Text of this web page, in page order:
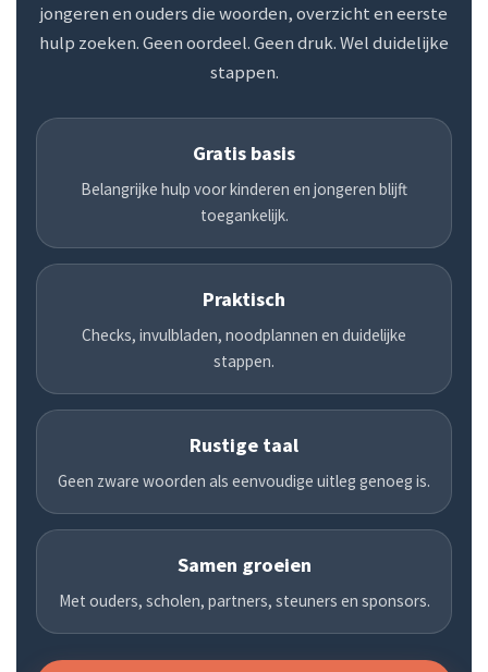
jongeren en ouders die woorden, overzicht en eerste
hulp zoeken. Geen oordeel. Geen druk. Wel duidelijke
stappen.
Gratis basis
Belangrijke hulp voor kinderen en jongeren blijft
toegankelijk.
Praktisch
Checks, invulbladen, noodplannen en duidelijke
stappen.
Rustige taal
Geen zware woorden als eenvoudige uitleg genoeg is.
Samen groeien
Met ouders, scholen, partners, steuners en sponsors.